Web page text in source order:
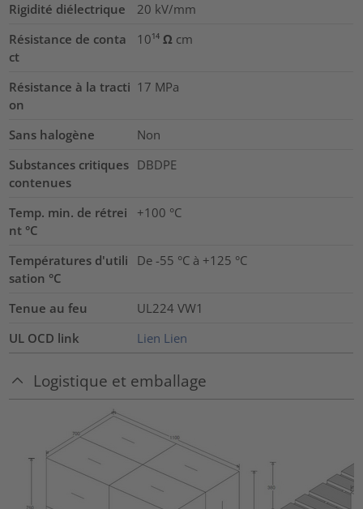
Rigidité diélectrique 20 kV/mm
Résistance de conta
ct
10¹⁴ Ω cm
Résistance à la tracti
on
17 MPa
Sans halogène
Non
Substances critiques
contenues
DBDPE
Temp. min. de rétrei
nt °C
+100 °C
Températures d'utili
sation °C
De -55 °C à +125 °C
Tenue au feu
UL224 VW1
UL OCD link
Lien Lien
Logistique et emballage